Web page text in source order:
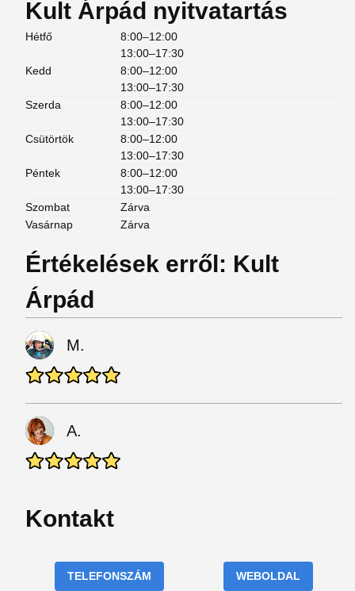
Kult Árpád nyitvatartás
Hétfő
8:00–12:00
13:00–17:30
Kedd
8:00–12:00
13:00–17:30
Szerda
8:00–12:00
13:00–17:30
Csütörtök
8:00–12:00
13:00–17:30
Péntek
8:00–12:00
13:00–17:30
Szombat
Zárva
Vasárnap
Zárva
Értékelések erről: Kult
Árpád
M.
A.
Kontakt
TELEFONSZÁM WEBOLDAL